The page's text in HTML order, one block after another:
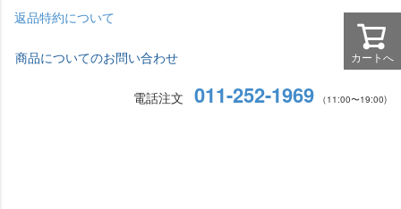
返品特約について
商品についてのお問い合わせ
電話注文 011-252-1969 （11:00〜19:00)
カートへ